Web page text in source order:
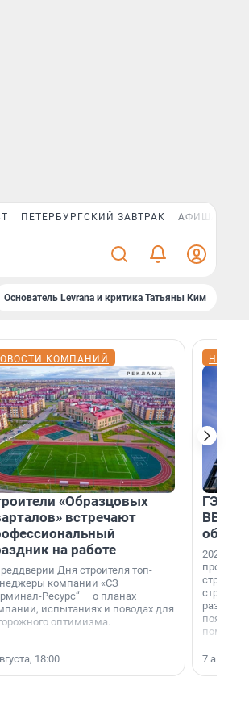
ПЕТЕРБУРГСКИЙ ЗАВТРАК АФИША PLUS
Основатель Levrana и критика Татьяны Ким
КОМПАНИЙ
«Образцовых
встречают
на работе
Дня строителя топ-
компании «СЗ
Ресурс“ — о планах
испытаниях и поводах для
оптимизма.
18:00
ГЭС,
ВВП: в
об
2026-й —
раз. В
7